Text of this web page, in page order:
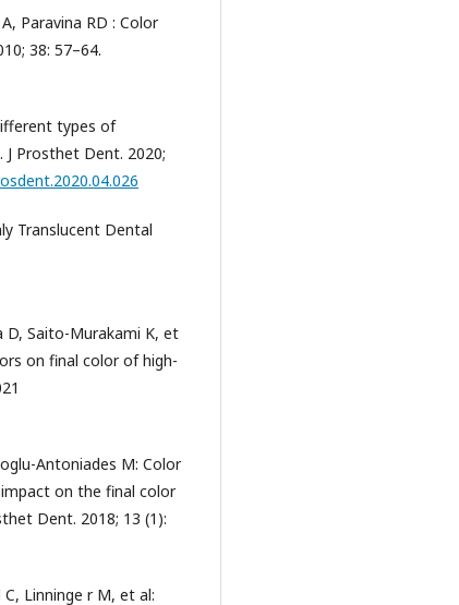
Paravina RD : Color
38: 57–64.
types of
Prosthet Dent. 2020;
Translucent Dental
D, Saito-Murakami K, et
on final color of high-
Antoniades M: Color
on the final color
Dent. 2018; 13 (1):
C, Linninge r M, et al: